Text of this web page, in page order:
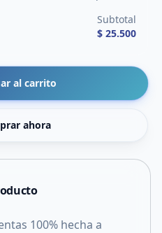
Subtotal
$ 25.500
al carrito
ahora
100% hecha a